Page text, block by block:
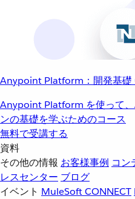
Anypoint Platform：開発基礎
Anypoint Platform を使って
ンの基礎を学ぶためのコース
無料で受講する
資料
その他の情報 お客様事例 コン
レスセンター ブログ
イベント MuleSoft CONNECT